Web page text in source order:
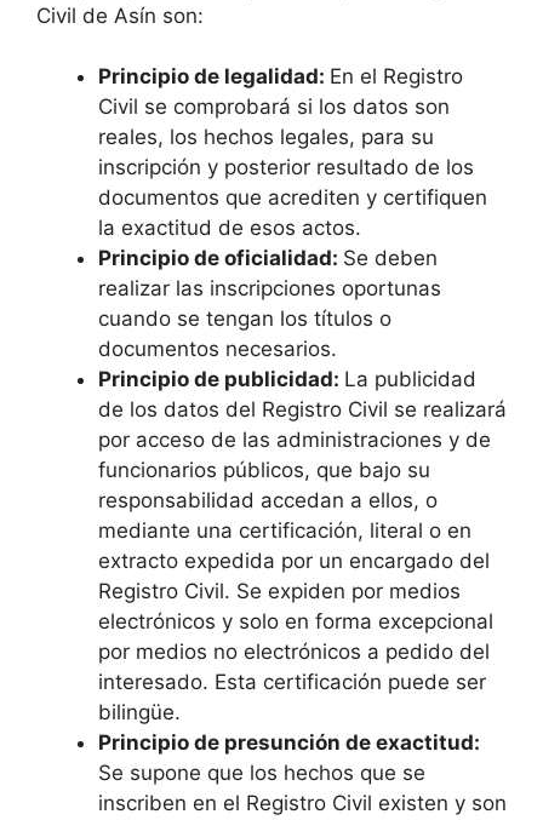
Civil de Asín son:
Principio de legalidad: En el Registro
Civil se comprobará si los datos son
reales, los hechos legales, para su
inscripción y posterior resultado de los
documentos que acrediten y certifiquen
la exactitud de esos actos.
Principio de oficialidad: Se deben
realizar las inscripciones oportunas
cuando se tengan los títulos o
documentos necesarios.
Principio de publicidad: La publicidad
de los datos del Registro Civil se realizará
por acceso de las administraciones y de
funcionarios públicos, que bajo su
responsabilidad accedan a ellos, o
mediante una certificación, literal o en
extracto expedida por un encargado del
Registro Civil. Se expiden por medios
electrónicos y solo en forma excepcional
por medios no electrónicos a pedido del
interesado. Esta certificación puede ser
bilingüe.
Principio de presunción de exactitud:
Se supone que los hechos que se
inscriben en el Registro Civil existen y son